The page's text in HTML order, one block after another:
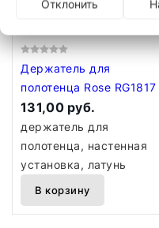
Держатель для
полотенца Rose RG1817
131,00 руб.
держатель для
полотенца, настенная
установка, латунь
В корзину
Отклонить